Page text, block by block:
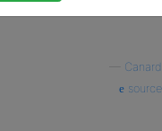
Canard
source